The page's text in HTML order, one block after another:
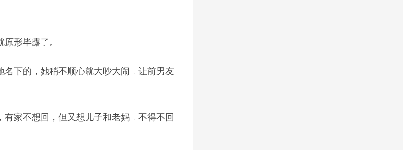
形毕露了。
下的，她稍不顺心就大吵大闹，让前男友
家不想回，但又想儿子和老妈，不得不回